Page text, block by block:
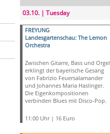
03.10. | Tuesday
FREYUNG
Landesgartenschau: The Lemon
Orchestra
Zwischen Gitarre, Bass und Orgel
erklingt der bayerische Gesang
von Fabrizio Feuersalamander
und Johannes Maria Haslinger.
Die Eigenkompositionen
verbinden Blues mit Disco-Pop.
11:00 Uhr | 16 Euro